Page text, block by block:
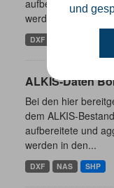
und
aufbereitete und
werden in den...
DXF
ALKIS-Daten
Bei den hier
dem ALKIS-
aufbereitete und
werden in den...
DXF NAS SHP